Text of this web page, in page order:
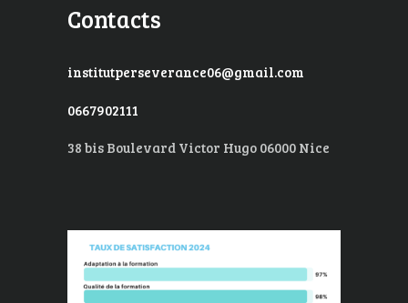
Contacts
institutperseverance06@gmail.com
0667902111
38 bis Boulevard Victor Hugo 06000 Nice